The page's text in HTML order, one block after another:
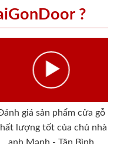
?
giá sản phẩm cửa gỗ
lượng tốt của chủ nhà
anh Mạnh - Tân Bình